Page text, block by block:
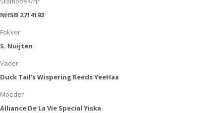
NHSB 2714193
Fokker
S. Nuijten
Vader
Duck Tail's Wispering Reeds YeeHaa
Moeder
Alliance De La Vie Special Yiska